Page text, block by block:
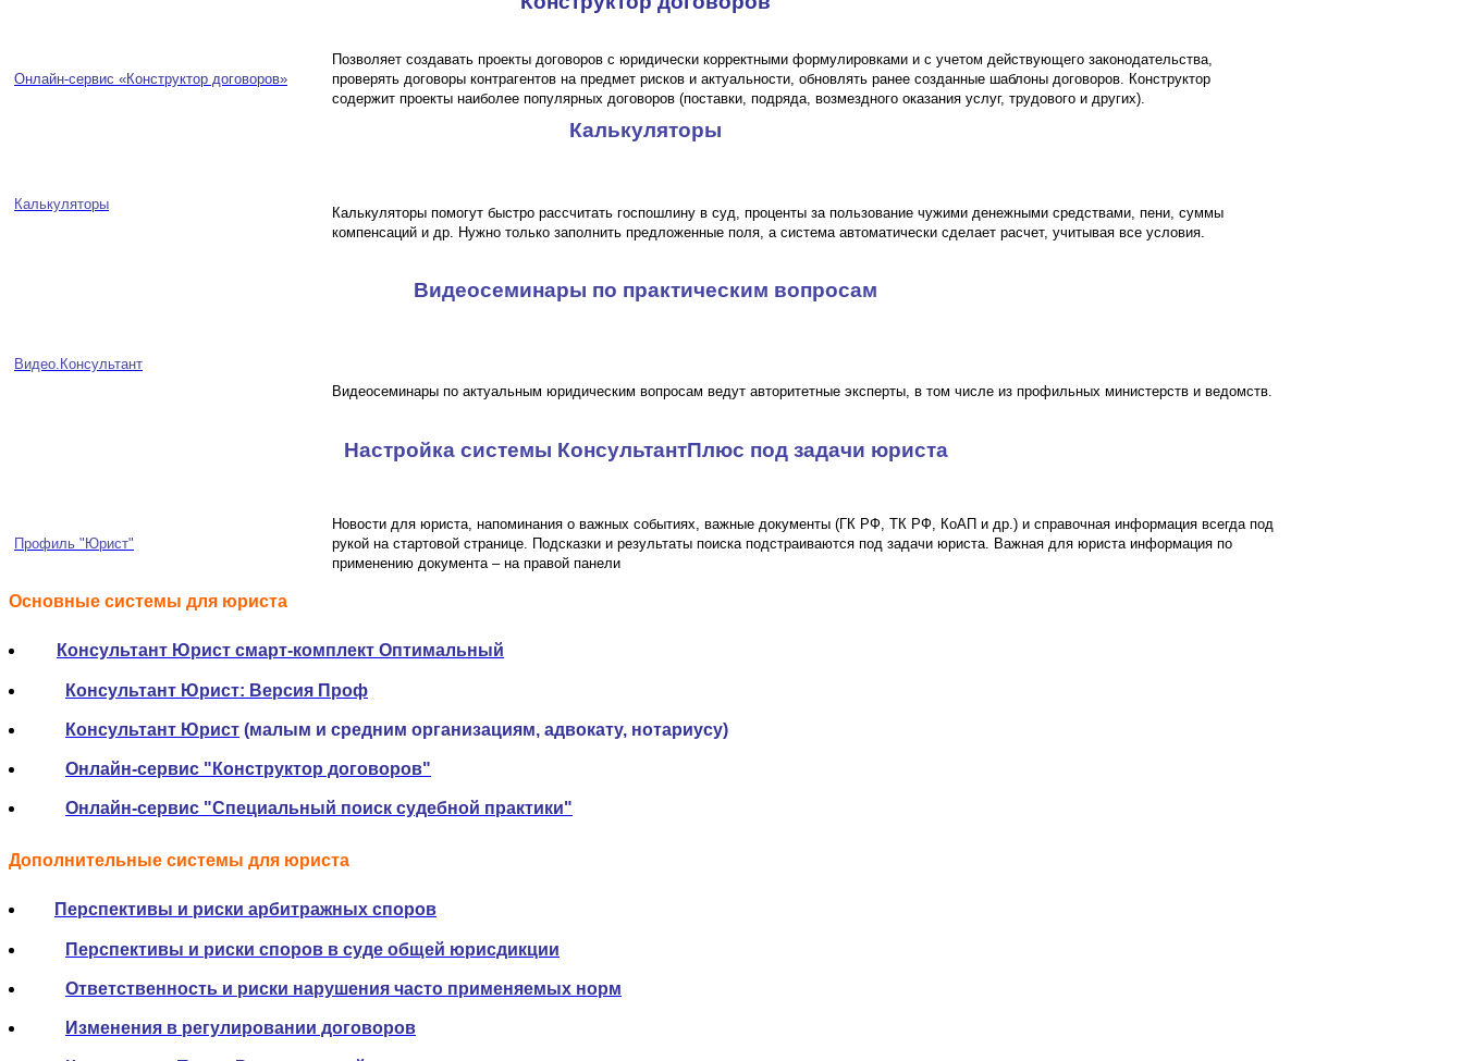
Онлайн-сервис «Конструктор договоров»
Позволяет создавать проекты договоров с юридически корректными формулировками и с учетом действующего законодательства,
проверять договоры контрагентов на предмет рисков и актуальности, обновлять ранее созданные шаблоны договоров. Конструктор
содержит проекты наиболее популярных договоров (поставки, подряда, возмездного оказания услуг, трудового и других).
Калькуляторы
Калькуляторы
Калькуляторы помогут быстро рассчитать госпошлину в суд, проценты за пользование чужими денежными средствами, пени, суммы
компенсаций и др. Нужно только заполнить предложенные поля, а система автоматически сделает расчет, учитывая все условия.
Видеосеминары по практическим вопросам
Видео.Консультант
Видеосеминары по актуальным юридическим вопросам ведут авторитетные эксперты, в том числе из профильных министерств и ведомств.
Настройка системы КонсультантПлюс под задачи юриста
Профиль "Юрист"
Новости для юриста, напоминания о важных событиях, важные документы (ГК РФ, ТК РФ, КоАП и др.) и справочная информация всегда под
рукой на стартовой странице. Подсказки и результаты поиска подстраиваются под задачи юриста. Важная для юриста информация по
применению документа – на правой панели
Основные системы для юриста
Консультант Юрист смарт-комплект Оптимальный
Консультант Юрист: Версия Проф
Консультант Юрист (малым и средним организациям, адвокату, нотариусу)
Онлайн-сервис "Конструктор договоров"
Онлайн-сервис "Специальный поиск судебной практики"
Дополнительные системы для юриста
Перспективы и риски арбитражных споров
Перспективы и риски споров в суде общей юрисдикции
Ответственность и риски нарушения часто применяемых норм
Изменения в регулировании договоров